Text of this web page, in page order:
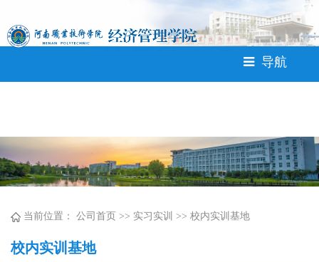
中国·304永利(集团有限公
司)-官方网站
导航
校内实训基地
当前位置： 公司首页 >> 实习实训 >> 校内实训基地